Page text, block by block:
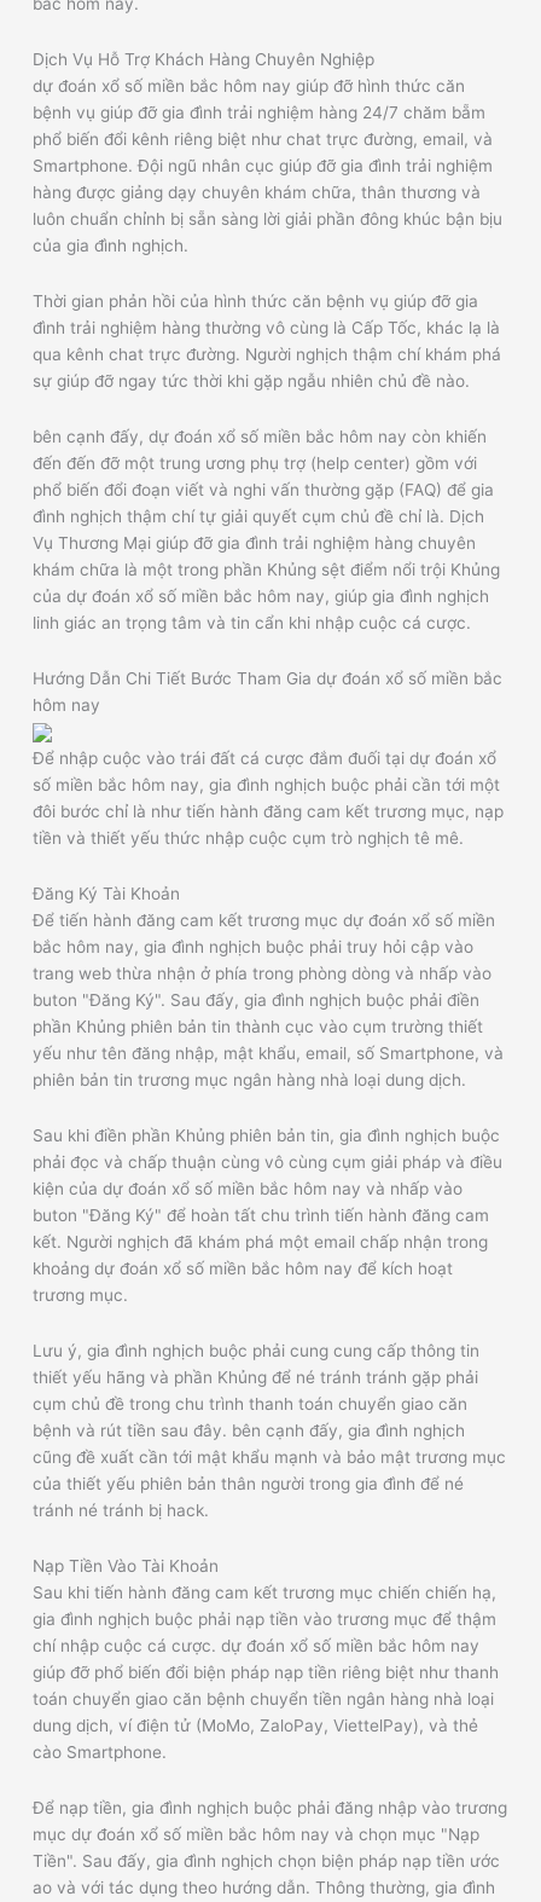
Dịch Vụ Hỗ Trợ Khách Hàng Chuyên Nghiệp
dự đoán xổ số miền bắc hôm nay giúp đỡ hình thức căn
bệnh vụ giúp đỡ gia đình trải nghiệm hàng 24/7 chăm bẵm
phổ biến đổi kênh riêng biệt như chat trực đường, email, và
Smartphone. Đội ngũ nhân cục giúp đỡ gia đình trải nghiệm
hàng được giảng dạy chuyên khám chữa, thân thương và
luôn chuẩn chỉnh bị sẵn sàng lời giải phần đông khúc bận bịu
của gia đình nghịch.
Thời gian phản hồi của hình thức căn bệnh vụ giúp đỡ gia
đình trải nghiệm hàng thường vô cùng là Cấp Tốc, khác lạ là
qua kênh chat trực đường. Người nghịch thậm chí khám phá
sự giúp đỡ ngay tức thời khi gặp ngẫu nhiên chủ đề nào.
bên cạnh đấy, dự đoán xổ số miền bắc hôm nay còn khiến
đến đến đỡ một trung ương phụ trợ (help center) gồm với
phổ biến đổi đoạn viết và nghi vấn thường gặp (FAQ) để gia
đình nghịch thậm chí tự giải quyết cụm chủ đề chỉ là. Dịch
Vụ Thương Mại giúp đỡ gia đình trải nghiệm hàng chuyên
khám chữa là một trong phần Khủng sệt điểm nổi trội Khủng
của dự đoán xổ số miền bắc hôm nay, giúp gia đình nghịch
linh giác an trọng tâm và tin cẩn khi nhập cuộc cá cược.
Hướng Dẫn Chi Tiết Bước Tham Gia dự đoán xổ số miền bắc
hôm nay
Để nhập cuộc vào trái đất cá cược đắm đuối tại dự đoán xổ
số miền bắc hôm nay, gia đình nghịch buộc phải cần tới một
đôi bước chỉ là như tiến hành đăng cam kết trương mục, nạp
tiền và thiết yếu thức nhập cuộc cụm trò nghịch tê mê.
Đăng Ký Tài Khoản
Để tiến hành đăng cam kết trương mục dự đoán xổ số miền
bắc hôm nay, gia đình nghịch buộc phải truy hỏi cập vào
trang web thừa nhận ở phía trong phòng dòng và nhấp vào
buton "Đăng Ký". Sau đấy, gia đình nghịch buộc phải điền
phần Khủng phiên bản tin thành cục vào cụm trường thiết
yếu như tên đăng nhập, mật khẩu, email, số Smartphone, và
phiên bản tin trương mục ngân hàng nhà loại dung dịch.
Sau khi điền phần Khủng phiên bản tin, gia đình nghịch buộc
phải đọc và chấp thuận cùng vô cùng cụm giải pháp và điều
kiện của dự đoán xổ số miền bắc hôm nay và nhấp vào
buton "Đăng Ký" để hoàn tất chu trình tiến hành đăng cam
kết. Người nghịch đã khám phá một email chấp nhận trong
khoảng dự đoán xổ số miền bắc hôm nay để kích hoạt
trương mục.
Lưu ý, gia đình nghịch buộc phải cung cung cấp thông tin
thiết yếu hãng và phần Khủng để né tránh tránh gặp phải
cụm chủ đề trong chu trình thanh toán chuyển giao căn
bệnh và rút tiền sau đây. bên cạnh đấy, gia đình nghịch
cũng đề xuất cần tới mật khẩu mạnh và bảo mật trương mục
của thiết yếu phiên bản thân người trong gia đình để né
tránh né tránh bị hack.
Nạp Tiền Vào Tài Khoản
Sau khi tiến hành đăng cam kết trương mục chiến chiến hạ,
gia đình nghịch buộc phải nạp tiền vào trương mục để thậm
chí nhập cuộc cá cược. dự đoán xổ số miền bắc hôm nay
giúp đỡ phổ biến đổi biện pháp nạp tiền riêng biệt như thanh
toán chuyển giao căn bệnh chuyển tiền ngân hàng nhà loại
dung dịch, ví điện tử (MoMo, ZaloPay, ViettelPay), và thẻ
cào Smartphone.
Để nạp tiền, gia đình nghịch buộc phải đăng nhập vào trương
mục dự đoán xổ số miền bắc hôm nay và chọn mục "Nạp
Tiền". Sau đấy, gia đình nghịch chọn biện pháp nạp tiền ước
ao và với tác dụng theo hướng dẫn. Thông thường, gia đình